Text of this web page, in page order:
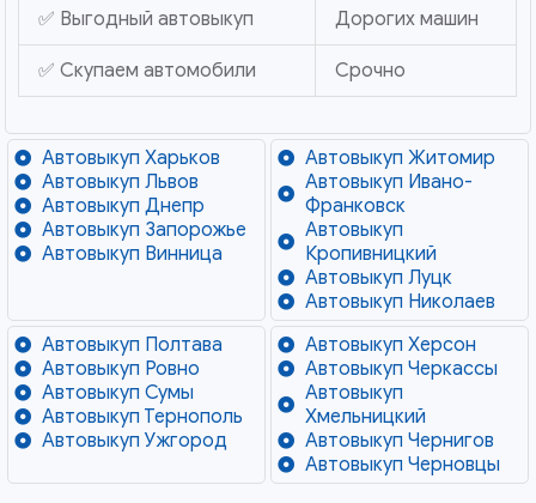
✅ Выгодный автовыкуп Дорогих машин
✅ Скупаем автомобили Срочно
Автовыкуп Харьков
Автовыкуп Львов
Автовыкуп Днепр
Автовыкуп Запорожье
Автовыкуп Винница
Автовыкуп Житомир
Автовыкуп Ивано-
Франковск
Автовыкуп
Кропивницкий
Автовыкуп Луцк
Автовыкуп Николаев
Автовыкуп Полтава
Автовыкуп Ровно
Автовыкуп Сумы
Автовыкуп Тернополь
Автовыкуп Ужгород
Автовыкуп Херсон
Автовыкуп Черкассы
Автовыкуп
Хмельницкий
Автовыкуп Чернигов
Автовыкуп Черновцы